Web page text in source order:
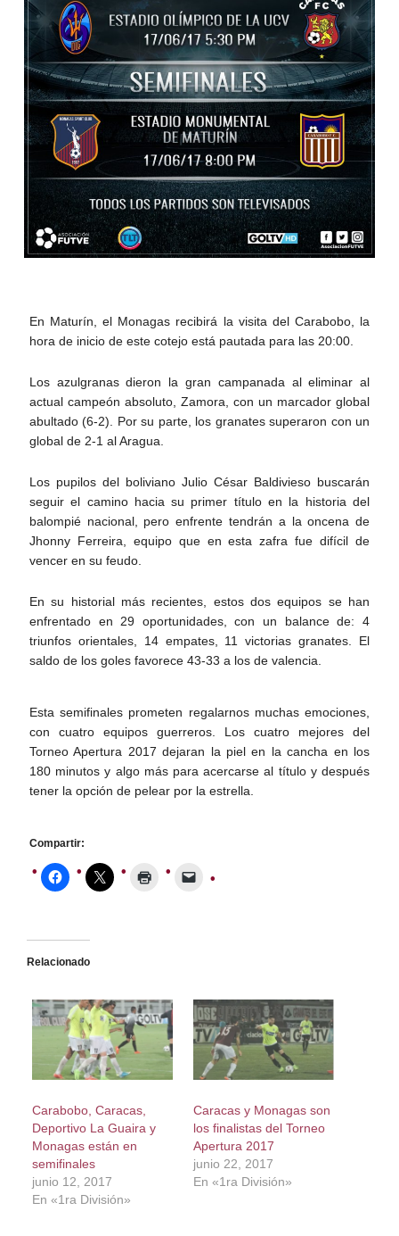
En Maturín, el Monagas recibirá la visita del Carabobo, la
hora de inicio de este cotejo está pautada para las 20:00.
Los azulgranas dieron la gran campanada al eliminar al
actual campeón absoluto, Zamora, con un marcador global
abultado (6-2). Por su parte, los granates superaron con un
global de 2-1 al Aragua.
Los pupilos del boliviano Julio César Baldivieso buscarán
seguir el camino hacia su primer título en la historia del
balompié nacional, pero enfrente tendrán a la oncena de
Jhonny Ferreira, equipo que en esta zafra fue difícil de
vencer en su feudo.
En su historial más recientes, estos dos equipos se han
enfrentado en 29 oportunidades, con un balance de: 4
triunfos orientales, 14 empates, 11 victorias granates. El
saldo de los goles favorece 43-33 a los de valencia.
Esta semifinales prometen regalarnos muchas emociones,
con cuatro equipos guerreros. Los cuatro mejores del
Torneo Apertura 2017 dejaran la piel en la cancha en los
180 minutos y algo más para acercarse al título y después
tener la opción de pelear por la estrella.
Compartir:
Relacionado
Carabobo, Caracas,
Deportivo La Guaira y
Monagas están en
semifinales
junio 12, 2017
En «1ra División»
Caracas y Monagas son
los finalistas del Torneo
Apertura 2017
junio 22, 2017
En «1ra División»